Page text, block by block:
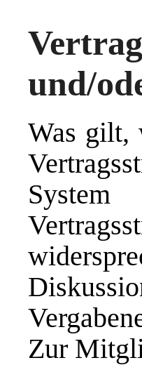
und/
Was gilt,
Zur